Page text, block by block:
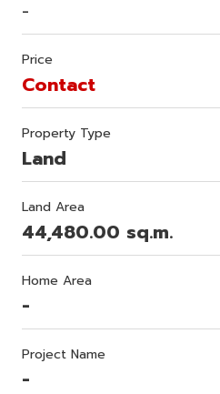
-
Price
Contact
Property Type
Land
Land Area
44,480.00 sq.m.
Home Area
-
Project Name
-